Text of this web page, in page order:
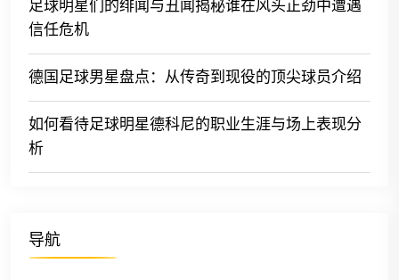
足球明星们的绯闻与丑闻揭秘谁在风头正劲中遭遇
信任危机
德国足球男星盘点：从传奇到现役的顶尖球员介绍
如何看待足球明星德科尼的职业生涯与场上表现分
析
导航